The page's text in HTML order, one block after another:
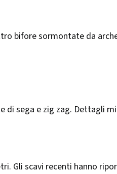
bifore sormontate da
sega e zig zag. Dettagli
Gli scavi recenti hanno